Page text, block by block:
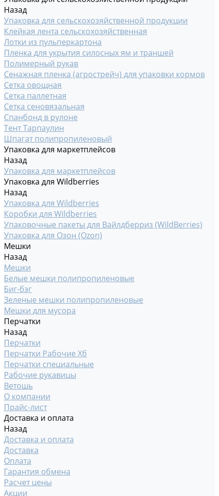
Назад
Упаковка для сельскохозяйственной продукции
Клейкая лента сельскохозяйственная
Лотки из пульперкартона
Пленка для укрытия силосных ям и траншей
Полимерный рукав
Сенажная пленка (агрострейч) для упаковки кормов
Сетка овощная
Сетка паллетная
Сетка сеновязальная
Спанбонд в рулоне
Тент Тарпаулин
Шпагат полипропиленовый
Упаковка для маркетплейсов
Назад
Упаковка для маркетплейсов
Упаковка для Wildberries
Назад
Упаковка для Wildberries
Коробки для Wildberries
Упаковочные пакеты для Вайлдберриз (WildBerries)
Упаковка для Озон (Ozon)
Мешки
Назад
Мешки
Белые мешки полипропиленовые
Биг-бэг
Зеленые мешки полипропиленовые
Мешки для мусора
Перчатки
Назад
Перчатки
Перчатки Рабочие Хб
Перчатки специальные
Рабочие рукавицы
Ветошь
О компании
Прайс-лист
Доставка и оплата
Назад
Доставка и оплата
Доставка
Оплата
Гарантия обмена
Расчет цены
Акции